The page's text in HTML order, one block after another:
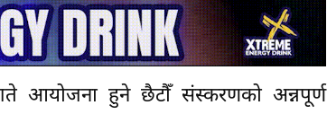
आयोजना हुने छैटौँ संस्करणको अन्नपूर्ण